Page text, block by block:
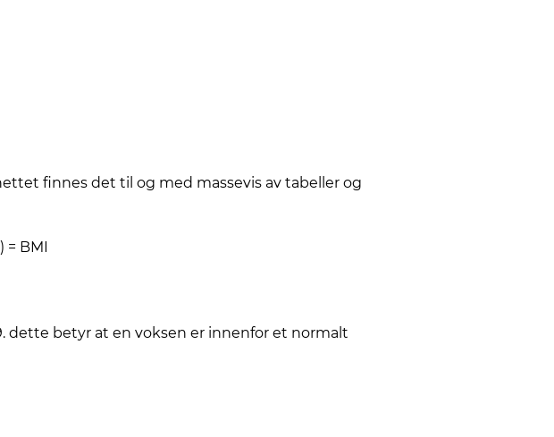
finnes det til og med massevis av tabeller og
= BMI
dette betyr at en voksen er innenfor et normalt